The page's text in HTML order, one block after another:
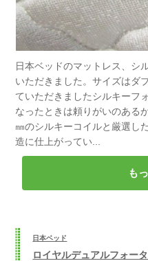
日本ベッドのマットレス、シ
いただきました。サイズはダ
ていただきましたシルキーフ
なったときは頼りがいのある
㎜のシルキーコイルと厳選し
造に仕上がってい...
も
日本ベッド
ロイヤルデュアルフォー